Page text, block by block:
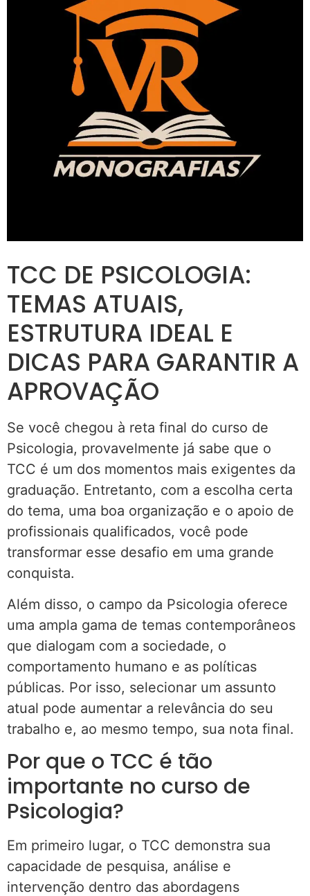
TCC DE PSICOLOGIA:
TEMAS ATUAIS,
ESTRUTURA IDEAL E
DICAS PARA GARANTIR A
APROVAÇÃO
Se você chegou à reta final do curso de
Psicologia, provavelmente já sabe que o
TCC é um dos momentos mais exigentes da
graduação. Entretanto, com a escolha certa
do tema, uma boa organização e o apoio de
profissionais qualificados, você pode
transformar esse desafio em uma grande
conquista.
Além disso, o campo da Psicologia oferece
uma ampla gama de temas contemporâneos
que dialogam com a sociedade, o
comportamento humano e as políticas
públicas. Por isso, selecionar um assunto
atual pode aumentar a relevância do seu
trabalho e, ao mesmo tempo, sua nota final.
Por que o TCC é tão
importante no curso de
Psicologia?
Em primeiro lugar, o TCC demonstra sua
capacidade de pesquisa, análise e
intervenção dentro das abordagens